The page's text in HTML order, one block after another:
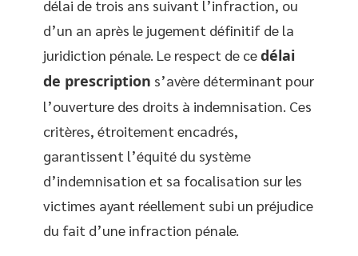
délai de trois ans suivant l’infraction, ou
d’un an après le jugement définitif de la
juridiction pénale. Le respect de cedélai
de prescription s’avère déterminant pour
l’ouverture des droits à indemnisation. Ces
critères, étroitement encadrés,
garantissent l’équité du système
d’indemnisation et sa focalisation sur les
victimes ayant réellement subi un préjudice
du fait d’une infraction pénale.